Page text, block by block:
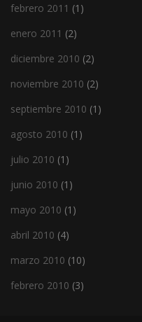
febrero 2011 (1)
enero 2011 (2)
diciembre 2010 (2)
noviembre 2010 (2)
septiembre 2010 (1)
agosto 2010 (1)
julio 2010 (1)
junio 2010 (1)
mayo 2010 (1)
abril 2010 (4)
marzo 2010 (10)
febrero 2010 (3)